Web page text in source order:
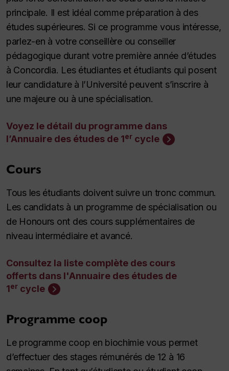
principale. Il est idéal comme préparation à des
études supérieures. Si ce programme vous intéresse,
parlez-en à votre conseillère ou conseiller
pédagogique durant votre première année d’études
à Concordia. Les étudiantes et étudiants qui posent
leur candidature à l’Université peuvent s’inscrire à
une majeure ou à une spécialisation.
Voyez le détail du programme dans
l’Annuaire des études de 1er cycle
Cours
Tous les étudiants doivent suivre un tronc commun.
Les candidats à un programme de spécialisation ou
de Honours ont des cours supplémentaires de
niveau intermédiaire et avancé.
Consultez la liste complète des cours
offerts dans l'Annuaire des études de
1er cycle
Programme coop
Le programme coop en biochimie vous permet
d’effectuer des stages rémunérés de 12 à 16